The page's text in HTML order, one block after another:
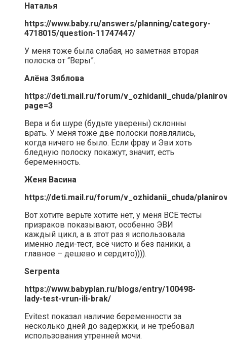
Наталья
https://www.baby.ru/answers/planning/category-
4718015/question-11747447/
У меня тоже была слабая, но заметная вторая
полоска от “Веры”.
Алёна Зяблова
https://deti.mail.ru/forum/v_ozhidanii_chuda/
page=3
Вера и би шуре (будьте уверены) склонны
врать. У меня тоже две полоски появлялись,
когда ничего не было. Если фрау и Эви хоть
бледную полоску покажут, значит, есть
беременность.
Женя Васина
https://deti.mail.ru/forum/v_ozhidanii_chuda/
Вот хотите верьте хотите нет, у меня ВСЕ тесты
призраков показывают, особенно ЭВИ
каждый цикл, а в этот раз я использовала
именно леди-тест, всё чисто и без паники, а
главное – дешево и сердито)))).
Serpenta
https://www.babyplan.ru/blogs/entry/100498-
lady-test-vrun-ili-brak/
Evitest показал наличие беременности за
несколько дней до задержки, и не требовал
использования утренней мочи.